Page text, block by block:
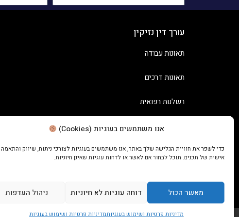
אנו משתמשים בעוגיות (Cookies)
כדי לשפר את חוויית הגלישה שלך באתר, אנו משתמשים בעוגיות לצורכי ניתוח, שיווק והתאמה
אישית של תכנים. תוכל לבחור אם לאשר או לדחות עוגיות שאינן חיוניות.
מאשר הכול דוחה עוגיות לא חיוניות ניהול העדפות
מדיניות פרטיות ושימוש בעוגיותמדיניות פרטיות ושימוש בעוגיות
עורך דין נזיקין
תאונות עבודה
תאונות דרכים
רשלנות רפואית